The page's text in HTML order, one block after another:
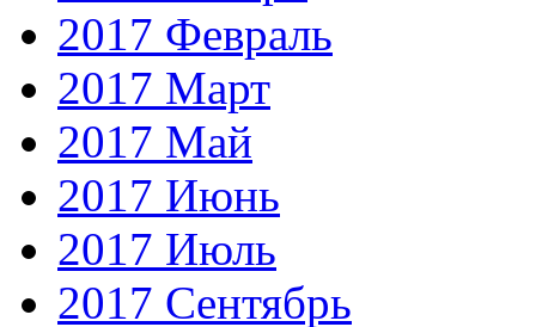
2017 Февраль
2017 Март
2017 Май
2017 Июнь
2017 Июль
2017 Сентябрь